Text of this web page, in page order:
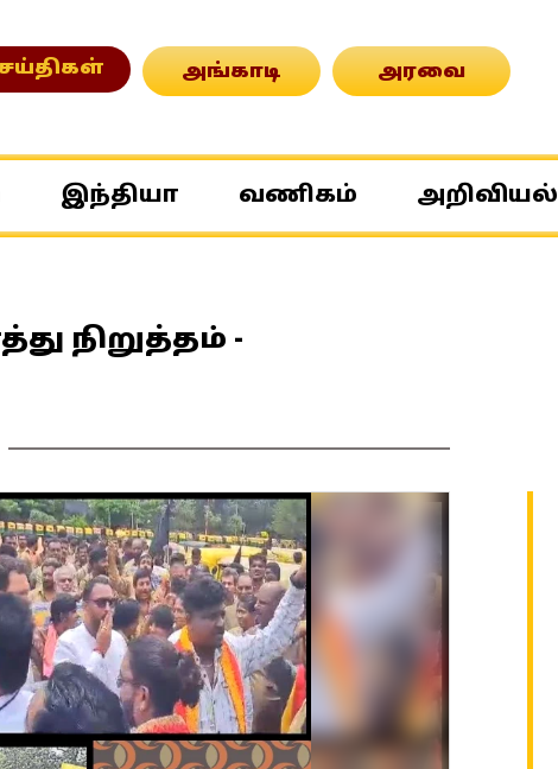
அங்காடி அரவை
இந்தியா வணிகம் அறிவியல்
நிறுத்தம் -